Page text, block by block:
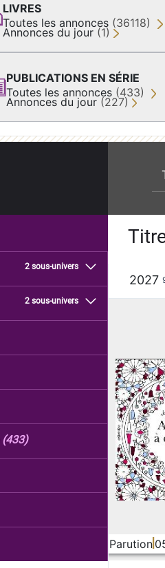
LIVRES
Toutes les annonces (36118)
Annonces du jour (1)
PUBLICATIONS EN SÉRIE
Toutes les annonces (433)
Annonces du jour (227)
2 sous-univers
2 sous-univers
(433)
2027
Parution